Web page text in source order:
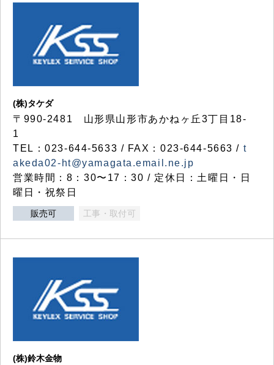
(株)タケダ
〒990-2481 山形県山形市あかねヶ丘3丁目18-
1
TEL：023-644-5633 / FAX：023-644-5663 / t
akeda02-ht@yamagata.email.ne.jp
営業時間：8：30〜17：30 / 定休日：土曜日・日
曜日・祝祭日
販売可 工事・取付可
(株)鈴木金物